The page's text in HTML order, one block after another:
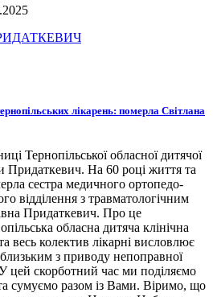
лікарень: померла Світлана
Тернопільської обласної дитячої
Придаткевич. На 60 році життя та
сестра медичного ортопедо-
відділення з травматологічним
Придаткевич. Про це
обласна дитяча клінічна
весь колектив лікарні висловлює
з приводу непоправної
цей скорботний час ми поділяємо
сумуємо разом із Вами. Віримо, що